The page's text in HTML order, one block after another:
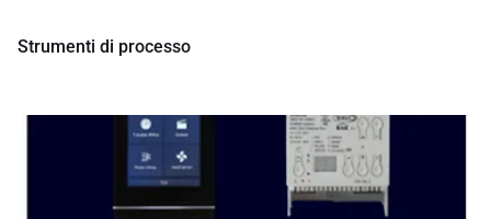
Strumenti di processo